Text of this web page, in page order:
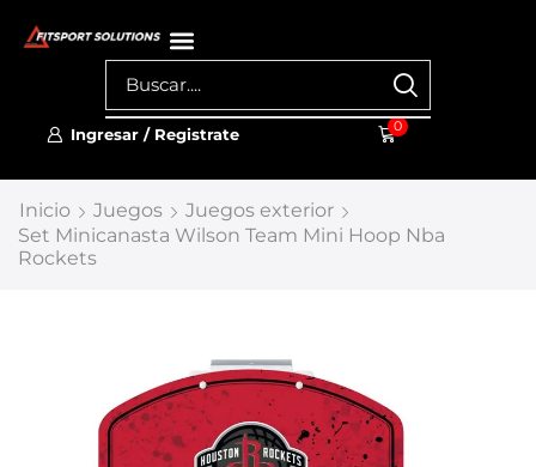
Ingresar / Registrate 0
Inicio Juegos
Juegos exterior
Set Minicanasta Wilson Team Mini Hoop Nba
Rockets